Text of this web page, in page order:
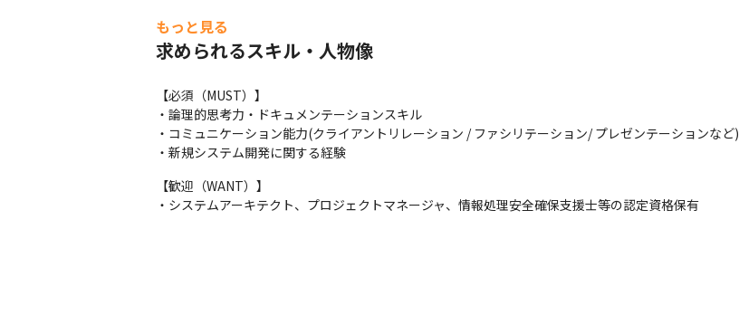
もっと見る
求められるスキル・人物像
【必須（MUST）】
・論理的思考力・ドキュメンテーションスキル
・コミュニケーション能力(クライアントリレーション / ファシリテーション/ プレゼンテーションなど)
・新規システム開発に関する経験
【歓迎（WANT）】
・システムアーキテクト、プロジェクトマネージャ、情報処理安全確保支援士等の認定資格保有